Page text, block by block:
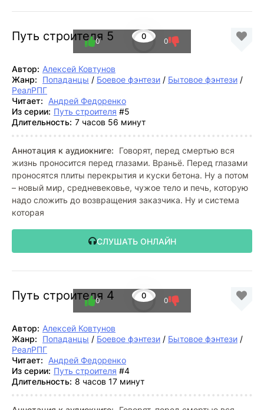
Путь строителя 5 0
0 0
Автор: Алексей Ковтунов
Жанр:
Попаданцы / Боевое фэнтези / Бытовое фэнтези /
РеалРПГ
Читает:
Андрей Федоренко
Из серии: Путь строителя #5
Длительность: 7 часов 56 минут
Аннотация к аудиокниге:
Говорят, перед смертью вся
жизнь проносится перед глазами. Враньё. Перед глазами
проносятся плиты перекрытия и куски бетона. Ну а потом
– новый мир, средневековье, чужое тело и печь, которую
надо сложить до возвращения заказчика. Ну и система
которая
СЛУШАТЬ ОНЛАЙН
Путь строителя 4 0
0 0
Автор: Алексей Ковтунов
Жанр:
Попаданцы / Боевое фэнтези / Бытовое фэнтези /
РеалРПГ
Читает:
Андрей Федоренко
Из серии: Путь строителя #4
Длительность: 8 часов 17 минут